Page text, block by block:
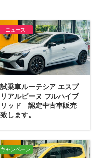
ニュース
試乗車ルーテシア エスプ
リアルピーヌ フルハイブ
リッド 認定中古車販売
致します。
キャンペーン